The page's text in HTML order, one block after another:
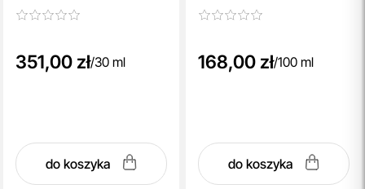
351,00 zł/30 ml
do koszyka
168,00 zł/100 ml
do koszyka